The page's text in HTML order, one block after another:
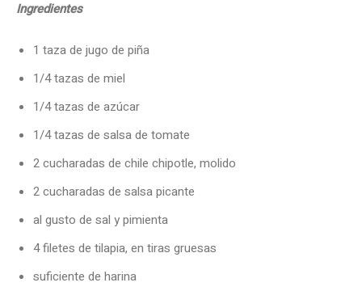
Ingredientes
1 taza de jugo de piña
1/4 tazas de miel
1/4 tazas de azúcar
1/4 tazas de salsa de tomate
2 cucharadas de chile chipotle, molido
2 cucharadas de salsa picante
al gusto de sal y pimienta
4 filetes de tilapia, en tiras gruesas
suficiente de harina